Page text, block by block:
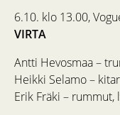
6.10. klo 13.00,
VIRTA
Antti Hevosmaa –
Heikki Selamo –
Erik Fräki –